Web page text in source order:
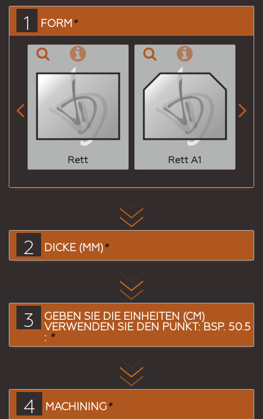
1 FORM*
Rett Rett A1
 
2 DICKE (MM)*
3
GEBEN SIE DIE EINHEITEN (CM)
VERWENDEN SIE DEN PUNKT: BSP. 50.5
: *
4 MACHINING*